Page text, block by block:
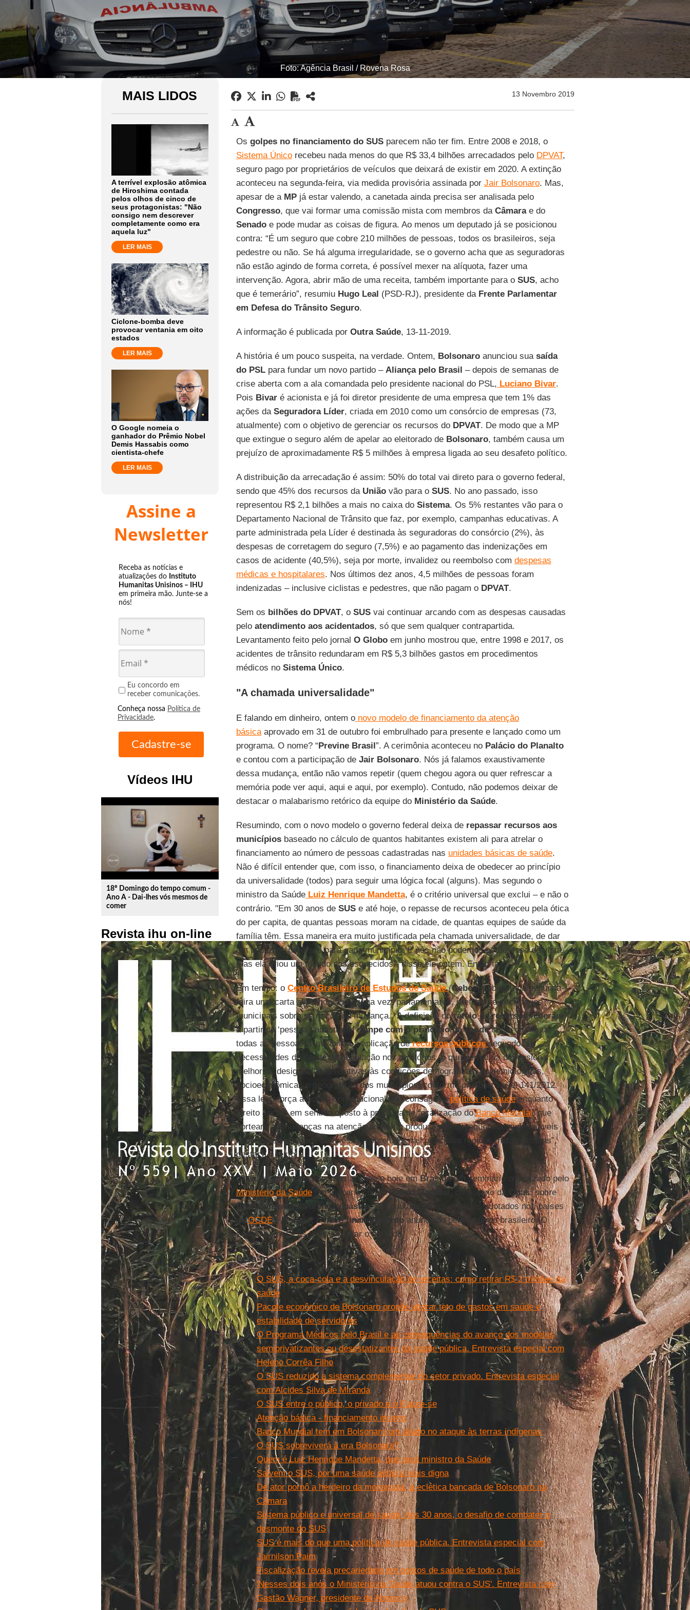
Foto: Agência Brasil / Rovena Rosa
MAIS LIDOS
A terrível explosão atômica
de Hiroshima contada
pelos olhos de cinco de
seus protagonistas: "Não
consigo nem descrever
completamente como era
aquela luz"
LER MAIS
Ciclone-bomba deve
provocar ventania em oito
estados
LER MAIS
O Google nomeia o
ganhador do Prêmio Nobel
Demis Hassabis como
cientista-chefe
LER MAIS
Assine a
Newsletter
Receba as notícias e
atualizações do Instituto
Humanitas Unisinos – IHU
em primeira mão. Junte-se a
nós!
Eu concordo em
receber comunicações.
Conheça nossa Política de
Privacidade.
Vídeos IHU
play_circle_outline
18º Domingo do tempo comum -
Ano A - Dai-lhes vós mesmos de
comer
Revista ihu on-line
13 Novembro 2019
Os golpes no financiamento do SUSparecem não ter fim. Entre 2008 e 2018, o
Sistema Únicorecebeu nada menos do que R$ 33,4 bilhões arrecadados pelo DPVAT,
seguro pago por proprietários de veículos que deixará de existir em 2020. A extinção
aconteceu na segunda-feira, via medida provisória assinada por Jair Bolsonaro. Mas,
apesar de a MPjá estar valendo, a canetada ainda precisa ser analisada pelo
Congresso, que vai formar uma comissão mista com membros da Câmarae do
Senadoe pode mudar as coisas de figura. Ao menos um deputado já se posicionou
contra: “É um seguro que cobre 210 milhões de pessoas, todos os brasileiros, seja
pedestre ou não. Se há alguma irregularidade, se o governo acha que as seguradoras
não estão agindo de forma correta, é possível mexer na alíquota, fazer uma
intervenção. Agora, abrir mão de uma receita, também importante para o SUS, acho
que é temerário”, resumiu Hugo Leal (PSD-RJ), presidente da Frente Parlamentar
em Defesa do Trânsito Seguro.
A informação é publicada por Outra Saúde, 13-11-2019.
A história é um pouco suspeita, na verdade. Ontem, Bolsonaroanunciou sua saída
do PSLpara fundar um novo partido – Aliança pelo Brasil – depois de semanas de
crise aberta com a ala comandada pelo presidente nacional do PSL, Luciano Bivar.
Pois Bivaré acionista e já foi diretor presidente de uma empresa que tem 1% das
ações da Seguradora Líder, criada em 2010 como um consórcio de empresas (73,
atualmente) com o objetivo de gerenciar os recursos do DPVAT. De modo que a MP
que extingue o seguro além de apelar ao eleitorado de Bolsonaro, também causa um
prejuízo de aproximadamente R$ 5 milhões à empresa ligada ao seu desafeto político.
A distribuição da arrecadação é assim: 50% do total vai direto para o governo federal,
sendo que 45% dos recursos da Uniãovão para o SUS. No ano passado, isso
representou R$ 2,1 bilhões a mais no caixa do Sistema. Os 5% restantes vão para o
Departamento Nacional de Trânsito que faz, por exemplo, campanhas educativas. A
parte administrada pela Líder é destinada às seguradoras do consórcio (2%), às
despesas de corretagem do seguro (7,5%) e ao pagamento das indenizações em
casos de acidente (40,5%), seja por morte, invalidez ou reembolso com despesas
médicas e hospitalares. Nos últimos dez anos, 4,5 milhões de pessoas foram
indenizadas – inclusive ciclistas e pedestres, que não pagam o DPVAT.
Sem os bilhões do DPVAT, o SUSvai continuar arcando com as despesas causadas
pelo atendimento aos acidentados, só que sem qualquer contrapartida.
Levantamento feito pelo jornal O Globoem junho mostrou que, entre 1998 e 2017, os
acidentes de trânsito redundaram em R$ 5,3 bilhões gastos em procedimentos
médicos noSistema Único.
"A chamada universalidade"
E falando em dinheiro, ontem onovo modelo de financiamento da atenção
básicaaprovado em 31 de outubro foi embrulhado para presente e lançado como um
programa. O nome? “Previne Brasil”. A cerimônia aconteceu no Palácio do Planalto
e contou com a participação de Jair Bolsonaro. Nós já falamos exaustivamente
dessa mudança, então não vamos repetir (quem chegou agora ou quer refrescar a
memória pode ver aqui, aqui e aqui, por exemplo). Contudo, não podemos deixar de
destacar o malabarismo retórico da equipe doMinistério da Saúde.
Resumindo, com o novo modelo o governo federal deixa de repassar recursos aos
municípiosbaseado no cálculo de quantos habitantes existem ali para atrelar o
financiamento ao número de pessoas cadastradas nas unidades básicas de saúde.
Não é difícil entender que, com isso, o financiamento deixa de obedecer ao princípio
da universalidade (todos) para seguir uma lógica focal (alguns). Mas segundo o
ministro da Saúde Luiz Henrique Mandetta, é o critério universal que exclui – e não o
contrário. "Em 30 anos de SUSe até hoje, o repasse de recursos aconteceu pela ótica
do per capita, de quantas pessoas moram na cidade, de quantas equipes de saúde da
família têm. Essa maneira era muito justificada pela chamada universalidade, de dar
um pouco de recursos para cada município. E nós não podemos perder isso de vista.
Mas ela criou um mundo dos esquecidos”, disse ele ontem. Então tá...
Em tempo: o Centro Brasileiro de Estudos de Saúde (Cebes) publicou na segunda-
feira uma carta alertando, mais uma vez, parlamentares, prefeitos e secretários
municipais sobre os riscos da mudança. “A definição dorateio de recursos federais
a partir da ‘pessoa cadastrada’rompe com o princípio da saúdecomo direito de
todas as pessoas e inviabiliza a aplicação de recursos públicos segundo as
necessidades de saúde da população nos territórios, o que permitiria dimensionar
melhor as desigualdades relativas às condições demográficas, epidemiológicas,
socioeconômicas e geográficas dos municípios, conforme preconiza a lei 141/2012.
Essa lei reforça a norma constitucional que consagra apolítica de saúdeenquanto
direito social, em sentido oposto à proposta de focalização doBanco Mundial, que
norteará as mudanças na atenção primária, produzindo consequências indesejáveis
sobre a desigualdade de acesso, sobretudo, nas principais regiões metropolitanas”,
destaca o texto.
Chega a ser engraçado, mas acontece hoje emBrasíliaum seminário organizado pelo
Ministério da Saúdeem parceria com oBanco Mundial , com apoio da Opas, sobre
financiamento da atenção básica. Em pauta estão os modelos adotados nos países
daOCDEe, é claro, onovo financiamentoanunciado pelo governo brasileiro. O
evento começa às 9h e vai durar o dia todo.
Leia mais
O SUS, a coca-cola e a desvinculação de receitas: como retirar R$ 2 trilhões da
saúde
Pacote econômico de Bolsonaro propõe alterar teto de gastos em saúde e
estabilidade de servidores
O Programa Médicos pelo Brasil e as consequências do avanço dos modelos
semiprivatizantes ou desestatizantes da saúde pública. Entrevista especial com
Heleno Corrêa Filho
O SUS reduzido a sistema complementar do setor privado. Entrevista especial
com Alcides Silva de Miranda
O SUS entre o público, o privado e o Future-se
Atenção básica - financiamento incerto
Banco Mundial tem em Bolsonaro um aliado no ataque às terras indígenas
O SUS sobreviverá à era Bolsonaro?
Quem é Luiz Henrique Mandetta, que será ministro da Saúde
Salvem o SUS, por uma saúde pública mais digna
De ator pornô a herdeiro da monarquia, a eclética bancada de Bolsonaro na
Câmara
Sistema público e universal de saúde. Aos 30 anos, o desafio de combater o
desmonte do SUS
SUS é mais do que uma política de saúde pública. Entrevista especial com
Jairnilson Paim
Fiscalização revela precariedade em postos de saúde de todo o país
'Nesses dois anos o Ministério da Saúde atuou contra o SUS'. Entrevista com
Gastão Wagner, presidente da Abrasco